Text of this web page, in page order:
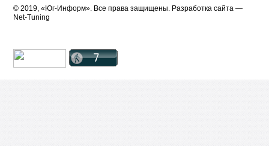
© 2019, «Юг-Информ». Все права защищены. Разработка cайта —
Net-Tuning